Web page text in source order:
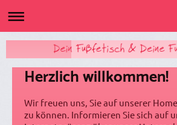
Herzlich willkommen!
Wir freuen uns, Sie auf unserer
zu können. Informieren Sie sich auf